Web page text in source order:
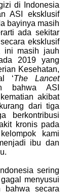
di Indonesia
ASI eksklusif
bayinya masih
ada sekitar
eksklusif
ini masih jauh
2019 yang
Kesehatan,
‘The Lancet
bahwa ASI
akibat
dari tiga
berkontribusi
kronis pada
kami
ibu dan
sering
menyusui
bahwa secara